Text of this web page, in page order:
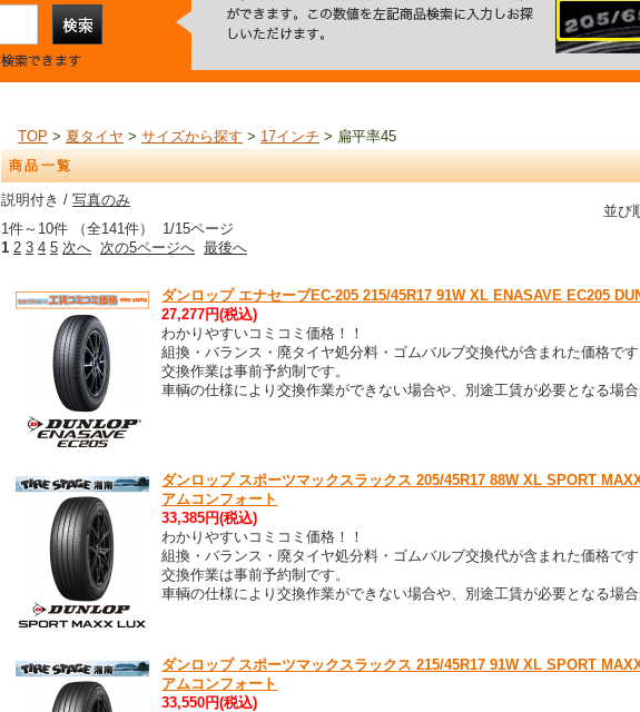
TOP > 夏タイヤ > サイズから探す > 17インチ > 扁平率45
商品一覧
並び
説明付き / 写真のみ
1件～10件 （全141件） 1/15ページ
1 2 3 4 5 次へ 次の5ページへ 最後へ
ダンロップ エナセーブEC-205 215/45R17 91W XL ENASAVE EC205
27,277円(税込)
わかりやすいコミコミ価格！！
組換・バランス・廃タイヤ処分料・ゴムバルブ交換代が含まれた価格です
交換作業は事前予約制です。
車輌の仕様により交換作業ができない場合や、別途工賃が必要となる場合
ダンロップ スポーツマックスラックス 205/45R17 88W XL SPORT
アムコンフォート
33,385円(税込)
わかりやすいコミコミ価格！！
組換・バランス・廃タイヤ処分料・ゴムバルブ交換代が含まれた価格です
交換作業は事前予約制です。
車輌の仕様により交換作業ができない場合や、別途工賃が必要となる場合
ダンロップ スポーツマックスラックス 215/45R17 91W XL SPORT
アムコンフォート
33,550円(税込)